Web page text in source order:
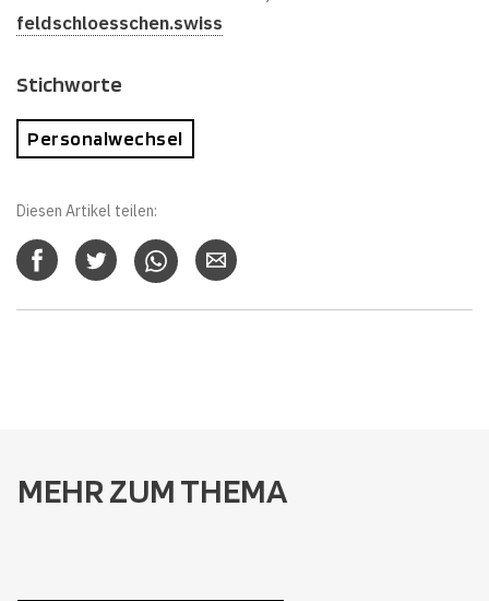
feldschloesschen.swiss
Stichworte
Personalwechsel
Diesen Artikel teilen:
MEHR ZUM THEMA